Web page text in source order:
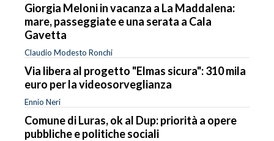
Giorgia Meloni in vacanza a La Maddalena:
mare, passeggiate e una serata a Cala
Gavetta
Claudio Modesto Ronchi
Via libera al progetto "Elmas sicura": 310 mila
euro per la videosorveglianza
Ennio Neri
Comune di Luras, ok al Dup: priorità a opere
pubbliche e politiche sociali